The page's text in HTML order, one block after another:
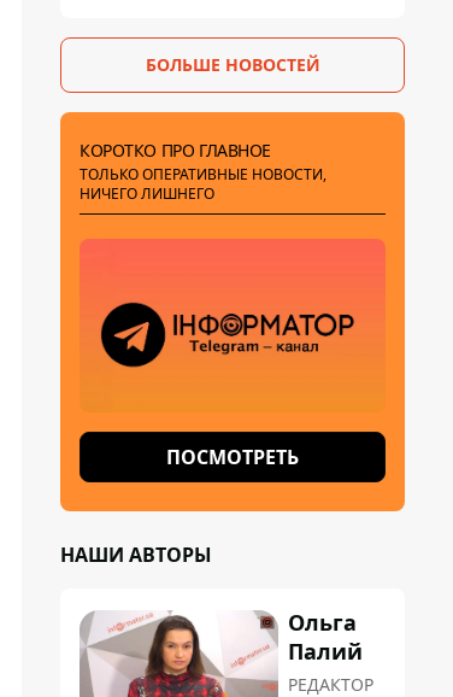
БОЛЬШЕ НОВОСТЕЙ
КОРОТКО ПРО ГЛАВНОЕ
ТОЛЬКО ОПЕРАТИВНЫЕ НОВОСТИ,
НИЧЕГО ЛИШНЕГО
ПОСМОТРЕТЬ
НАШИ АВТОРЫ
Ольга
Палий
РЕДАКТОР